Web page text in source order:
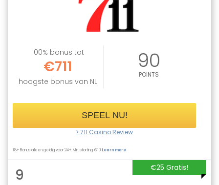
100% bonus tot
€711
hoogste bonus van NL
90
POINTS
SPEEL NU!
> 711 Casino Review
18+ Bonus alleen geldig voor 24+. Min. storting €10Learn more
€25 Gratis!
9